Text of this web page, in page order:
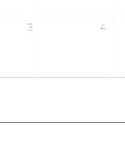
3 4